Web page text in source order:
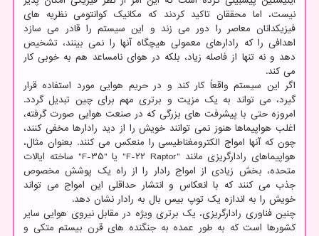
نیست، اما محققان تاکید کردند که مکانیک کوانتومی نظریه های
فیزیکدانان معاصر را دور می زند و این سیستم را قادر می سازد
اهدافی را که رادارهای معمولی هیچگاه آنها را نمی بینند، تشخیص
دهد و نه تنها از فاصله زیاد، بلکه در هوای نامساعد هم به خوبی کار
می کند.
اگر این سیستم واقعاً کار کند و در حریم هوایی مورد استفاده قرار
گیرد، می تواند به یک مزیت و برتری مهم برای چین تبدیل گردد.
امروزه حتی با پیشرفت های بزرگی که در صنعت هوایی صورت گرفته،
اغلب هواپیماها هنوز نمی توانند خویش را از دید رادارها مخفی کنند،
چون که آنها امواج الکترومغناطیسی را منعکس می کنند. بعنوان مثال،
هواپیماهای رادارگریزی مانند "F-۲۲ Raptor" یا "F-۳۵" ساخته ایالات
متحده، بخش زیادی از امواج رادار را از راه یک پوشش مخصوص
جذب می کنند که با انعکاس و انتشار حداقلی این امواج می تواند
خویش را به اندازه یک توپ بیس بال به رادار نشان دهد.
چنین فناوری رادارگریزی، یک برتری ویژه در مقابل نیروی هوایی سایر
کشورها است که به طور عمده به جنگنده های قرن بیستم متکی و